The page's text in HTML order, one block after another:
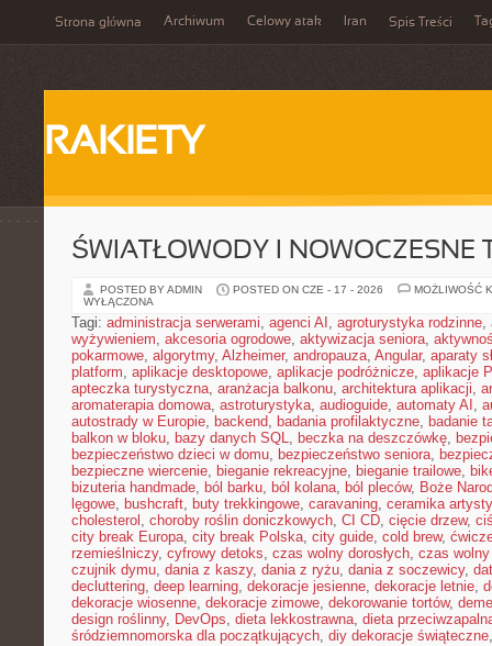
Strona główna Archiwum Celowy atak Iran Spis Treści
RAKIETY
ŚWIATŁOWODY I NOWOCZESNE
POSTED BY ADMIN POSTED ON CZE - 17 - 2026
MOŻLIWOŚĆ
WYŁĄCZONA
Tagi: administracja serwerami, agenci AI , agroturystyka rodzinne,
wyżywieniem, akcesoria ogrodowe, aktywizacja seniora,
pokarmowe, algorytmy, Alzheimer, andropauza, Angular, aparaty
platform, aplikacje desktopowe, aplikacje podróżnicze, aplikacje
apteczka turystyczna, aranżacja balkonu, architektura aplikacji,
aromaterapia domowa, astroturystyka, audioguide, automaty AI ,
autostrady w Europie, backend, badania profilaktyczne, badanie
balkon w bloku, bazy danych SQL, beczka na deszczówkę,
bezpieczeństwo dzieci w domu, bezpieczeństwo seniora,
bezpieczne wiercenie, bieganie rekreacyjne, bieganie trailowe,
bizuteria handmade, ból barku, ból kolana, ból pleców, Boże
lęgowe, bushcraft, buty trekkingowe, caravaning, ceramika
cholesterol , choroby roślin doniczkowych, CI CD, cięcie drzew,
city break Europa, city break Polska, city guide, cold brew,
rzemieślniczy, cyfrowy detoks, czas wolny dorosłych, czas
czujnik dymu, dania z kaszy, dania z ryżu, dania z soczewicy,
decluttering, deep learning, dekoracje jesienne, dekoracje letnie,
dekoracje wiosenne, dekoracje zimowe, dekorowanie tortów,
design roślinny, DevOps, dieta lekkostrawna, dieta
śródziemnomorska dla początkujących, diy dekoracje świąteczne